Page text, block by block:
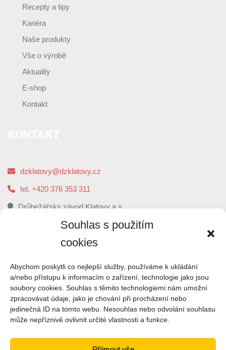
Souhlas s použitím
cookies
Abychom poskytli co nejlepší služby, používáme k ukládání
a/nebo přístupu k informacím o zařízení, technologie jako jsou
soubory cookies. Souhlas s těmito technologiemi nám umožní
zpracovávat údaje, jako je chování při procházení nebo
jedinečná ID na tomto webu. Nesouhlas nebo odvolání souhlasu
může nepříznivě ovlivnit určité vlastnosti a funkce.
Recepty a tipy
Kariéra
Naše produkty
Vše o výrobě
Aktuality
E-shop
Kontakt
dzklatovy@dzklatovy.cz
tel. +420 376 353 311
Drůbežářský závod Klatovy a.s.
5. května 112, 339 01 Klatovy
ONÁS
Drůbežářský závod Klatovy je druhým největším
zpracovatelem kuřecího masa a výrobce uzenin z kuřecího
masa v České republice.